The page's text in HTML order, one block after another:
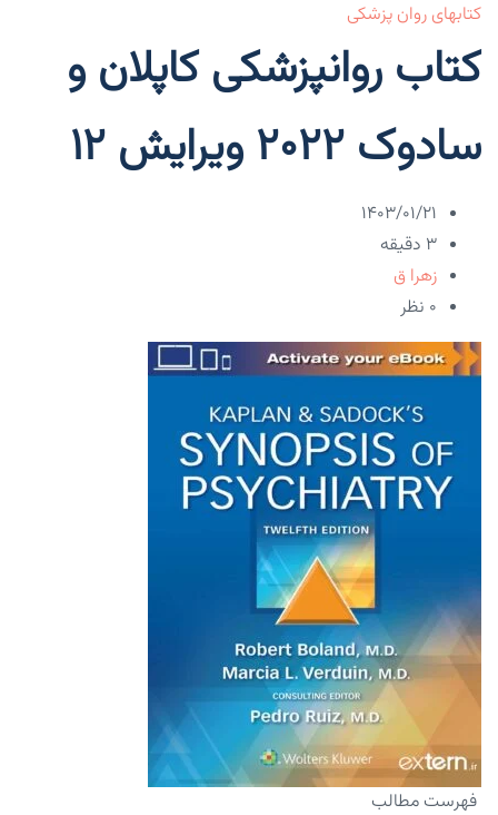
کتابهای روان پزشکی
کتاب روانپزشکی کاپلان و
سادوک ۲۰۲۲ ویرایش ۱۲
۱۴۰۳/۰۱/۲۱
3 دقیقه
زهرا ق
۰ نظر
فهرست مطالب